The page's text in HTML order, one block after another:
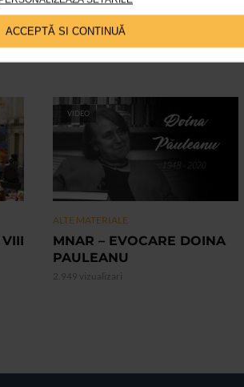
ACCEPTĂ SI CONTINUĂ
VIDEO
ALTE MATERIALE
MNAR – EVOCARE DOINA
PAULEANU
2.949 vizualizari